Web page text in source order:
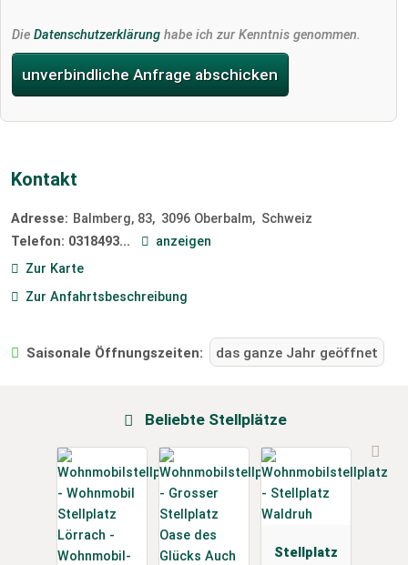
Die Datenschutzerklärung habe ich zur Kenntnis genommen.
unverbindliche Anfrage abschicken
Kontakt
Adresse: Balmberg, 83 3096 Oberbalm
Schweiz
Telefon: 0318493...
anzeigen
Zur Karte
Zur Anfahrtsbeschreibung
Saisonale Öffnungszeiten: das ganze Jahr geöffnet
Beliebte Stellplätze
Stellplatz